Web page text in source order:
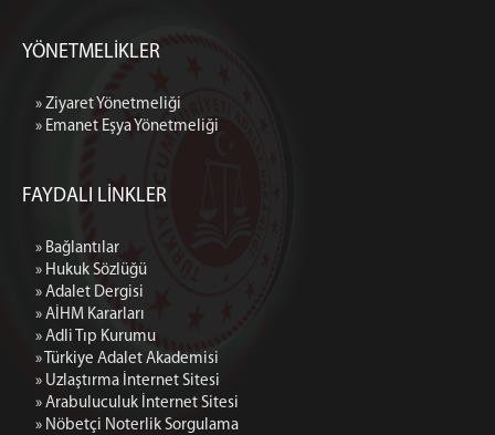
YÖNETMELİKLER
» Ziyaret Yönetmeliği
» Emanet Eşya Yönetmeliği
FAYDALI LİNKLER
» Bağlantılar
» Hukuk Sözlüğü
» Adalet Dergisi
» AİHM Kararları
» Adli Tıp Kurumu
» Türkiye Adalet Akademisi
» Uzlaştırma İnternet Sitesi
» Arabuluculuk İnternet Sitesi
» Nöbetçi Noterlik Sorgulama